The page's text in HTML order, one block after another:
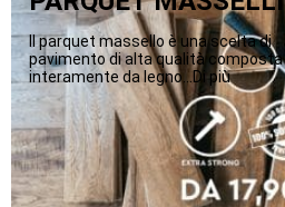
Il parquet massello è una scelta di
pavimento di alta qualità composta
interamente da legno...Di più